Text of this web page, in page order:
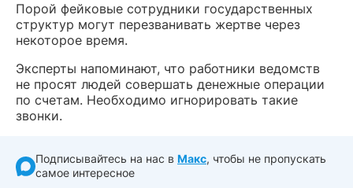
Порой фейковые сотрудники государственных
структур могут перезванивать жертве через
некоторое время.
Эксперты напоминают, что работники ведомств
не просят людей совершать денежные операции
по счетам. Необходимо игнорировать такие
звонки.
Подписывайтесь на нас в Макс, чтобы не пропускать
самое интересное